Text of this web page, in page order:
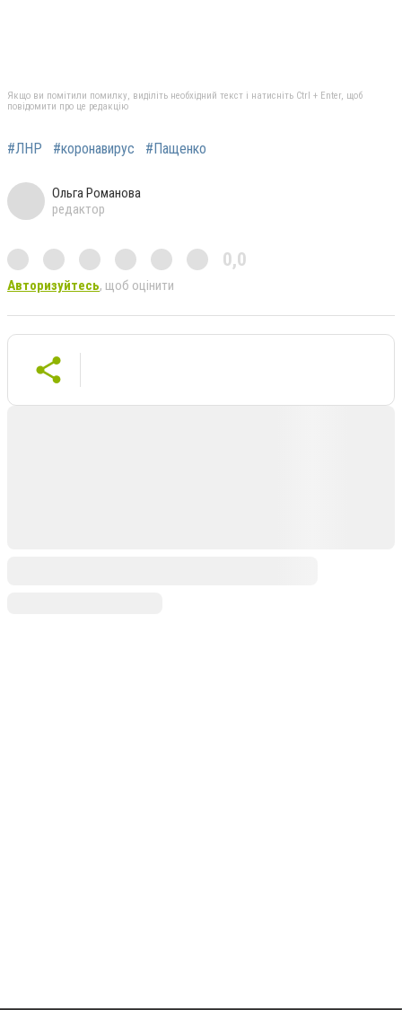
Якщо ви помітили помилку, виділіть необхідний текст і натисніть Ctrl + Enter, щоб
повідомити про це редакцію
#ЛНР #коронавирус #Пащенко
Ольга Романова
редактор
0,0
Авторизуйтесь, щоб оцінити